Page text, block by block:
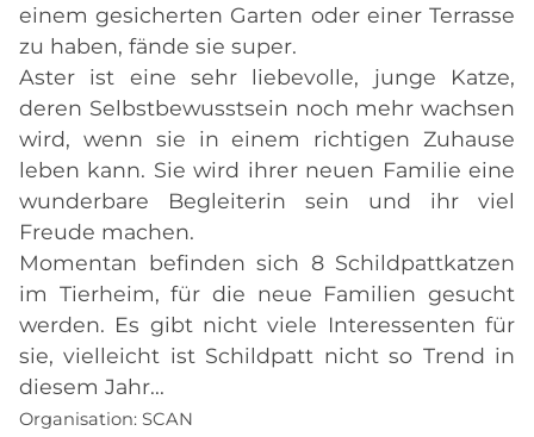
einem gesicherten Garten oder einer Terrasse
zu haben, fände sie super.
Aster ist eine sehr liebevolle, junge Katze,
deren Selbstbewusstsein noch mehr wachsen
wird, wenn sie in einem richtigen Zuhause
leben kann. Sie wird ihrer neuen Familie eine
wunderbare Begleiterin sein und ihr viel
Freude machen.
Momentan befinden sich 8 Schildpattkatzen
im Tierheim, für die neue Familien gesucht
werden. Es gibt nicht viele Interessenten für
sie, vielleicht ist Schildpatt nicht so Trend in
diesem Jahr...
Organisation: SCAN